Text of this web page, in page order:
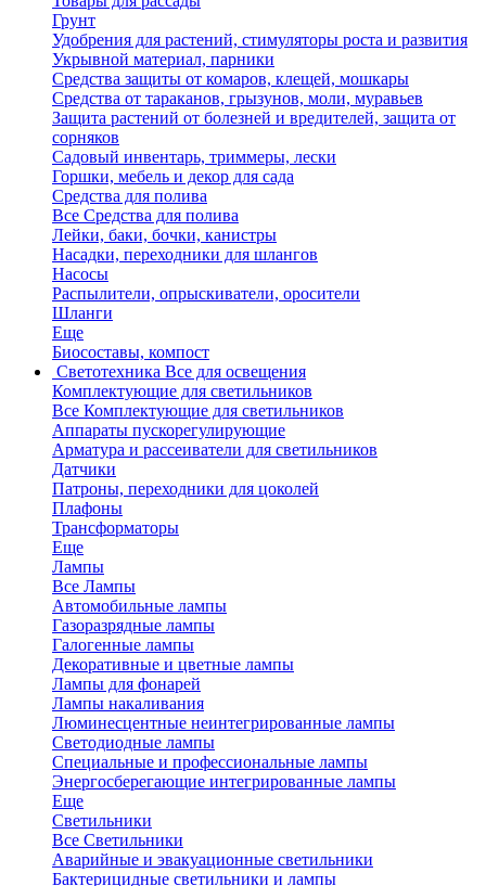
Грунт
Удобрения для растений, стимуляторы роста и развития
Укрывной материал, парники
Средства защиты от комаров, клещей, мошкары
Средства от тараканов, грызунов, моли, муравьев
Защита растений от болезней и вредителей, защита от
сорняков
Садовый инвентарь, триммеры, лески
Горшки, мебель и декор для сада
Средства для полива
Все Средства для полива
Лейки, баки, бочки, канистры
Насадки, переходники для шлангов
Насосы
Распылители, опрыскиватели, оросители
Шланги
Еще
Биосоставы, компост
Светотехника Все для освещения
Комплектующие для светильников
Все Комплектующие для светильников
Аппараты пускорегулирующие
Арматура и рассеиватели для светильников
Датчики
Патроны, переходники для цоколей
Плафоны
Трансформаторы
Еще
Лампы
Все Лампы
Автомобильные лампы
Газоразрядные лампы
Галогенные лампы
Декоративные и цветные лампы
Лампы для фонарей
Лампы накаливания
Люминесцентные неинтегрированные лампы
Светодиодные лампы
Специальные и профессиональные лампы
Энергосберегающие интегрированные лампы
Еще
Светильники
Все Светильники
Аварийные и эвакуационные светильники
Бактерицидные светильники и лампы